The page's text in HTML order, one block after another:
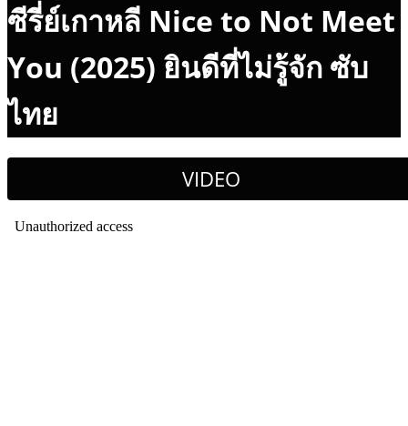
ซีรี่ย์เกาหลี Nice to Not Meet
You (2025) ยินดีที่ไม่รู้จัก ซับ
ไทย
VIDEO